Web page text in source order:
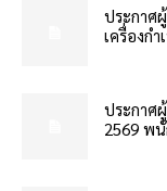
ประกาศ
เครื่องก
ประกาศ
2569 พนั